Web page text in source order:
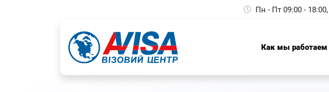
Пн - Пт 09:00 -
Как мы работаем